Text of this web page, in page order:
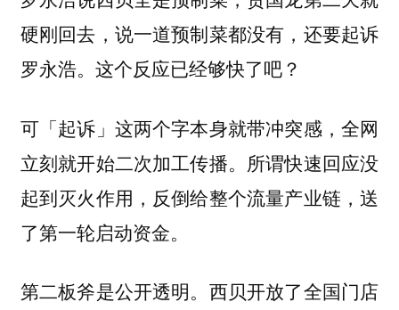
硬刚回去，说一道预制菜都没有，还要起诉
罗永浩。这个反应已经够快了吧？
可「起诉」这两个字本身就带冲突感，全网
立刻就开始二次加工传播。 所谓快速回应没
起到灭火作用，反倒给整个流量产业链，送
了第一轮启动资金。
第二板斧是公开透明。西贝开放了全国门店